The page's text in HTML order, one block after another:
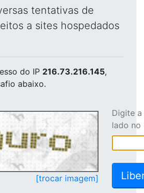
tentativas de
a sites hospedados
do IP 216.73.216.145,
abaixo.
[trocar imagem]
Digite
lado no